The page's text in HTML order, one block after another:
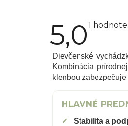
5,0
5,0
z
5
1
Dievčenské
Kombinácia
klenbou
HLAVNÉ
✔ Stabilita a